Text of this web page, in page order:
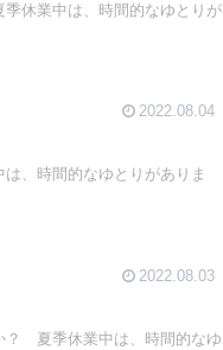
休業中は、時間的なゆとりが
2022.08.04
、時間的なゆとりがありま
2022.08.03
？ 夏季休業中は、時間的なゆ